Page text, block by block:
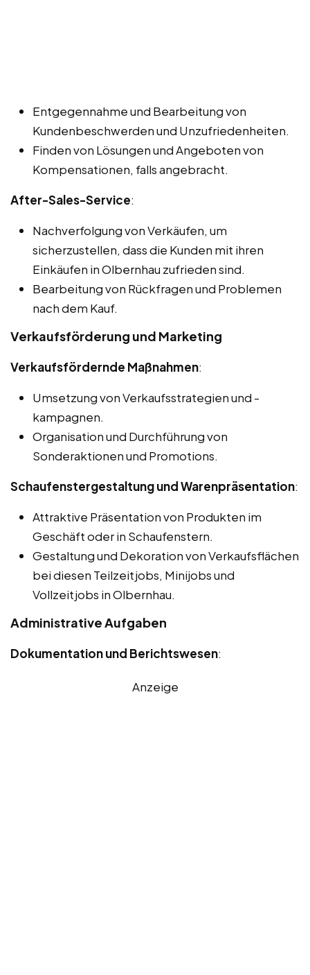
Entgegennahme und Bearbeitung von
Kundenbeschwerden und Unzufriedenheiten.
Finden von Lösungen und Angeboten von
Kompensationen, falls angebracht.
After-Sales-Service:
Nachverfolgung von Verkäufen, um
sicherzustellen, dass die Kunden mit ihren
Einkäufen in Olbernhau zufrieden sind.
Bearbeitung von Rückfragen und Problemen
nach dem Kauf.
Verkaufsförderung und Marketing
Verkaufsfördernde Maßnahmen:
Umsetzung von Verkaufsstrategien und -
kampagnen.
Organisation und Durchführung von
Sonderaktionen und Promotions.
Schaufenstergestaltung und Warenpräsentation:
Attraktive Präsentation von Produkten im
Geschäft oder in Schaufenstern.
Gestaltung und Dekoration von Verkaufsflächen
bei diesen Teilzeitjobs, Minijobs und
Vollzeitjobs in Olbernhau.
Administrative Aufgaben
Dokumentation und Berichtswesen:
Anzeige